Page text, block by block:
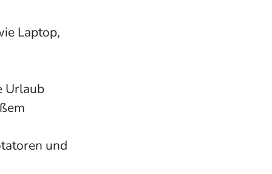
Laptop,
Urlaub
und